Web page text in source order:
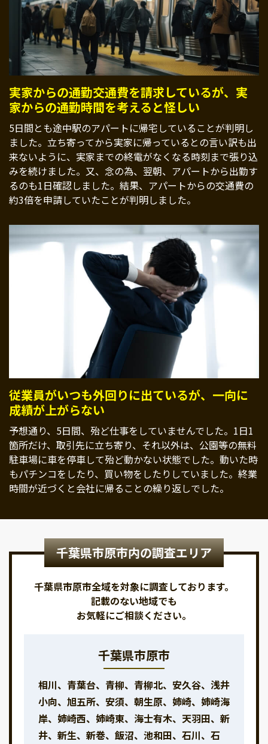
実家からの通勤交通費を請求しているが、実
家からの通勤時間を考えると怪しい
5日間とも途中駅のアパートに帰宅していることが判明し
ました。立ち寄ってから実家に帰っているとの言い訳も出
来ないように、実家までの終電がなくなる時刻まで張り込
みを続けました。又、念の為、翌朝、アパートから出勤す
るのも1日確認しました。結果、アパートからの交通費の
約3倍を申請していたことが判明しました。
従業員がいつも外回りに出ているが、一向に
成績が上がらない
予想通り、5日間、殆ど仕事をしていませんでした。1日1
箇所だけ、取引先に立ち寄り、それ以外は、公園等の無料
駐車場に車を停車して殆ど動かない状態でした。動いた時
もパチンコをしたり、買い物をしたりしていました。終業
時間が近づくと会社に帰ることの繰り返しでした。
千葉県市原市内の調査エリア
千葉県市原市全域を対象に調査しております。
記載のない地域でも
お気軽にご相談ください。
千葉県市原市
相川、青葉台、青柳、青柳北、安久谷、浅井
小向、旭五所、安須、朝生原、姉崎、姉崎海
岸、姉崎西、姉崎東、海士有木、天羽田、新
井、新生、新巻、飯沼、池和田、石川、石